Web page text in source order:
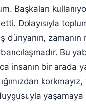
Başkaları
Dolayısıyla
dünyanın,
Bu
insanın bir arada
korkmayız,
yaşamaya